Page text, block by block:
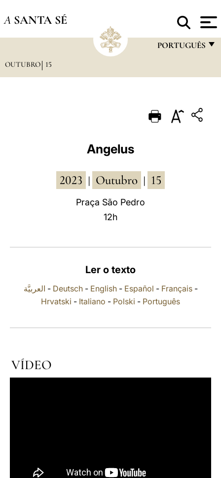
A SANTA SÉ
PORTUGUÊS
PORTUGUÊS
POLSKI
OUTUBRO 15
Angelus
2023 Outubro 15
Praça São Pedro
12h
Ler o texto
العربيَّة - Deutsch- English- Español - Français-
Hrvatski - Italiano - Polski - Português
VÍDEO